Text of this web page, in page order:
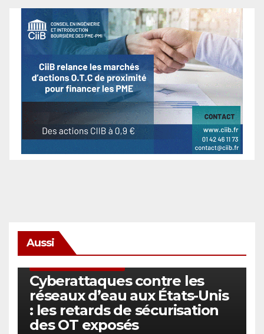
Aussi
Cyberattaques contre les
réseaux d’eau aux États-Unis
: les retards de sécurisation
des OT exposés